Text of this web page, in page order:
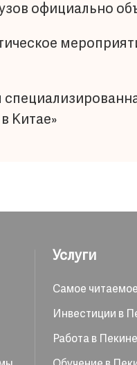
официально
Китае»
Услуги
Самое читаемое
Инвестиции в
Работа в Пекине